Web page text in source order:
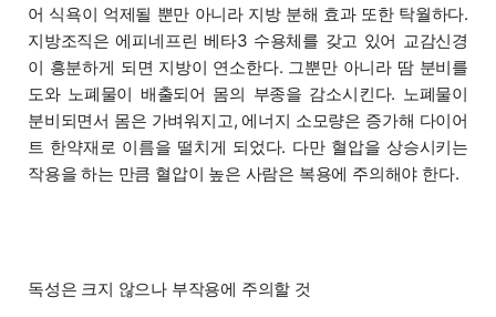
어 식욕이 억제될 뿐만 아니라 지방 분해 효과 또한 탁월하다.
지방조직은 에피네프린 베타3 수용체를 갖고 있어 교감신경
이 흥분하게 되면 지방이 연소한다. 그뿐만 아니라 땀 분비를
도와 노폐물이 배출되어 몸의 부종을 감소시킨다. 노폐물이
분비되면서 몸은 가벼워지고, 에너지 소모량은 증가해 다이어
트 한약재로 이름을 떨치게 되었다. 다만 혈압을 상승시키는
작용을 하는 만큼 혈압이 높은 사람은 복용에 주의해야 한다.
독성은 크지 않으나 부작용에 주의할 것